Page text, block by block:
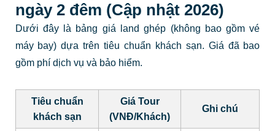
ngày 2 đêm (Cập nhật 2026)
Dưới đây là bảng giá land ghép (không bao gồm vé
máy bay) dựa trên tiêu chuẩn khách sạn. Giá đã bao
gồm phí dịch vụ và bảo hiểm.
Tiêu chuẩn
khách sạn
Giá Tour
(VNĐ/Khách)
Ghi chú